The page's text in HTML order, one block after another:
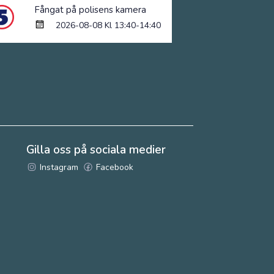
Fångat på polisens kamera
2026-08-08 Kl 13:40-14:40
Gilla oss på sociala medier
Instagram Facebook